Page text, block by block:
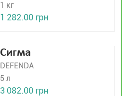
1 кг
1 282.00 грн
Сигма
DEFENDA
5 л
3 082.00 грн